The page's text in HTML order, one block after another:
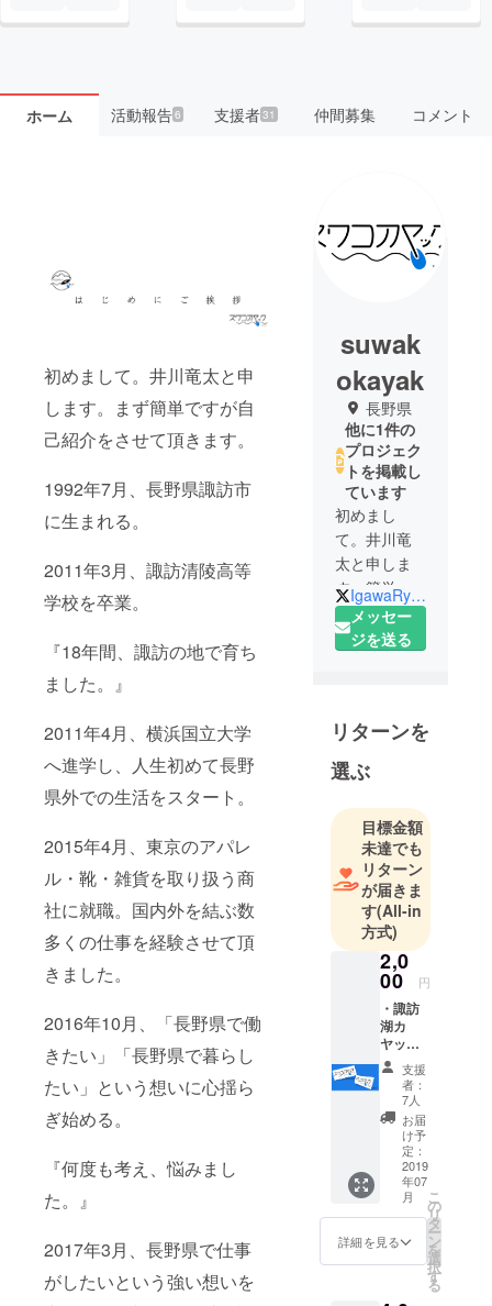
ホーム 活動報告6 支援者31 仲間募集 コメント
初めまして。井川竜太と申
します。まず簡単ですが自
己紹介をさせて頂きます。
1992年7月、長野県諏訪市
に生まれる。
2011年3月、諏訪清陵高等
学校を卒業。
『18年間、諏訪の地で育ち
ました。』
2011年4月、横浜国立大学
へ進学し、人生初めて長野
県外での生活をスタート。
2015年4月、東京のアパレ
ル・靴・雑貨を取り扱う商
社に就職。国内外を結ぶ数
多くの仕事を経験させて頂
きました。
2016年10月、「長野県で働
きたい」「長野県で暮らし
たい」という想いに心揺ら
ぎ始める。
『何度も考え、悩みまし
た。』
2017年3月、長野県で仕事
がしたいという強い想いを
suwak
okayak
長野県
他に1件の
プロジェク
トを掲載し
ています
初めまし
て。井川竜
太と申しま
す。簡単で
すが自己紹
介をさせて
長野県諏訪
市に生ま
れ、
2011年3月、
諏訪清陵高
等学校を卒
業。
『18年間、
諏訪の地で
育ちまし
た。』
2011年4月、
横浜国立大
学へ進学
し、人生初
めて長野県
外での生活
をスター
ト。
IgawaRyuta
メッセー
ジを送る
リターンを
選ぶ
目標金額
未達でも
リターン
が届きま
す(All-in
方式)
2,0
00 円
・諏訪
湖カ
ヤック
オリジ
ナルス
テッ
カー ・
お礼状
支援
者：
7人
お届
け予
定：
2019
年07
月
詳細を見る
こ
の
リ
タ
ー
ン
を
選
択
す
る